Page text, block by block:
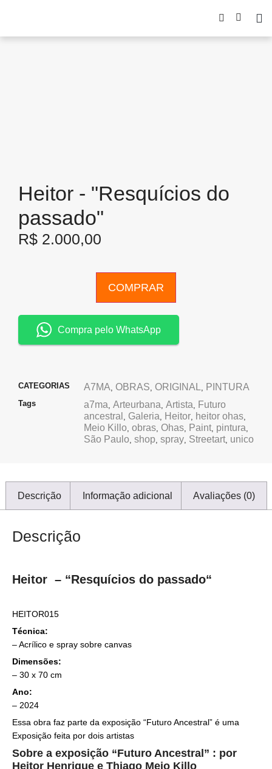
Heitor - "Resquícios do
passado"
R$ 2.000,00
COMPRAR
Compra pelo WhatsApp
CATEGORIAS A7MA, OBRAS, ORIGINAL, PINTURA
Tags a7ma, Arteurbana, Artista, Futuro
ancestral , Galeria, Heitor, heitor ohas,
Meio Killo, obras, Ohas, Paint, pintura,
São Paulo, shop, spray, Streetart, unico
Descrição Informação adicional Avaliações (0)
Descrição
Heitor – “Resquícios do passado“
HEITOR015
Técnica:
–Acrílico e spray sobre canvas
Dimensões:
– 30 x 70 cm
Ano:
– 2024
Essa obra faz parte da exposição “Futuro Ancestral” é uma
Exposição feita por dois artistas
Sobre a exposição “Futuro Ancestral” : por
Heitor Henrique e Thiago Meio Killo